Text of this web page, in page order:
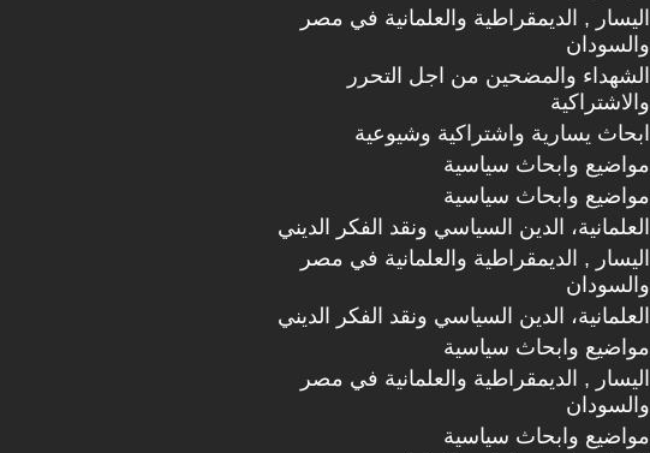
اليسار , الديمقراطية والعلمانية في مصر
والسودان
الشهداء والمضحين من اجل التحرر
والاشتراكية
ابحاث يسارية واشتراكية وشيوعية
مواضيع وابحاث سياسية
مواضيع وابحاث سياسية
العلمانية، الدين السياسي ونقد الفكر الديني
اليسار , الديمقراطية والعلمانية في مصر
والسودان
العلمانية، الدين السياسي ونقد الفكر الديني
مواضيع وابحاث سياسية
اليسار , الديمقراطية والعلمانية في مصر
والسودان
مواضيع وابحاث سياسية